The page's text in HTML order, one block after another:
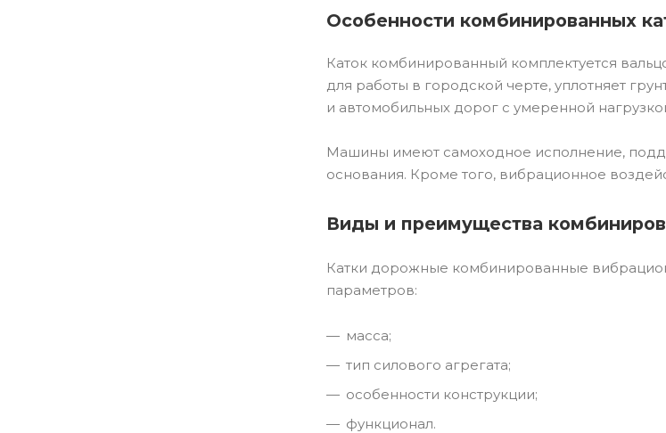
Особенности комбинированных
Каток комбинированный комплектуется
для работы в городской черте, уплотняет
и автомобильных дорог с умеренной
Машины имеют самоходное исполнение,
основания. Кроме того, вибрационное
Виды и преимущества
Катки дорожные комбинированные
параметров:
масса;
тип силового агрегата;
особенности конструкции;
функционал.